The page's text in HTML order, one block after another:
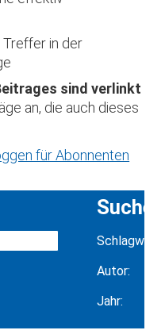
Treffer in der
sind verlinkt
an, die auch dieses
für Abonnenten
Suche
Schlagwort:
Autor:
Jahr: